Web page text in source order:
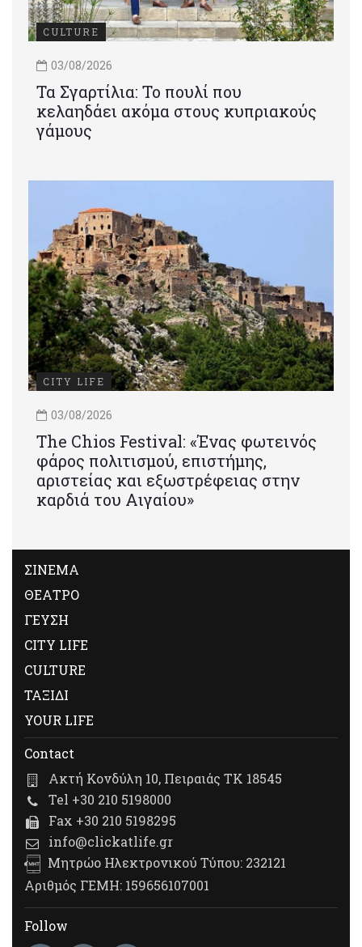
CULTURE
03/08/2026
Τα Σγαρτίλια: Το πουλί που
κελαηδάει ακόμα στους κυπριακούς
γάμους
CITY LIFE
03/08/2026
Τhe Chios Festival: «Ένας φωτεινός
φάρος πολιτισμού, επιστήμης,
αριστείας και εξωστρέφειας στην
καρδιά του Αιγαίου»
ΣΙΝΕΜΑ
ΘΕΑΤΡΟ
ΓΕΥΣΗ
CITY LIFE
CULTURE
ΤΑΞΙΔΙ
YOUR LIFE
Contact
Ακτή Κονδύλη 10, Πειραιάς ΤΚ 18545
Tel +30 210 5198000
Fax +30 210 5198295
info@clickatlife.gr
Μητρώο Ηλεκτρονικού Τύπου: 232121
Αριθμός ΓΕΜΗ: 159656107001
Follow